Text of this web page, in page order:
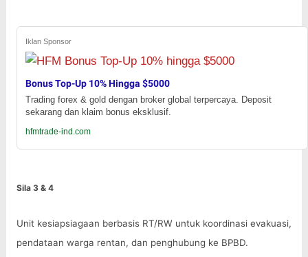
Iklan Sponsor
Bonus Top-Up 10% Hingga $5000
Trading forex & gold dengan broker global terpercaya. Deposit
sekarang dan klaim bonus eksklusif.
hfmtrade-ind.com
Sila 3 & 4
Unit kesiapsiagaan berbasis RT/RW untuk koordinasi evakuasi,
pendataan warga rentan, dan penghubung ke BPBD.